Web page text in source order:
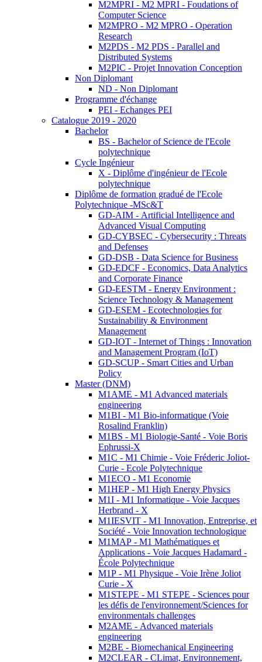
M2MPRI - M2 MPRI - Foudations of
Computer Science
M2MPRO - M2 MPRO - Operation
Research
M2PDS - M2 PDS - Parallel and
Distributed Systems
M2PIC - Projet Innovation Conception
Non Diplomant
ND - Non Diplomant
Programme d'échange
PEI - Echanges PEI
Catalogue 2019 - 2020
Bachelor
BS - Bachelor of Science de l'Ecole
polytechnique
Cycle Ingénieur
X - Diplôme d'ingénieur de l'Ecole
polytechnique
Diplôme de formation gradué de l'Ecole
Polytechnique -MSc&T
GD-AIM - Artificial Intelligence and
Advanced Visual Computing
GD-CYBSEC - Cybersecurity : Threats
and Defenses
GD-DSB - Data Science for Business
GD-EDCF - Economics, Data Analytics
and Corporate Finance
GD-EESTM - Energy Environment :
Science Technology & Management
GD-ESEM - Ecotechnologies for
Sustainability & Environment
Management
GD-IOT - Internet of Things : Innovation
and Management Program (IoT)
GD-SCUP - Smart Cities and Urban
Policy
Master (DNM)
M1AME - M1 Advanced materials
engineering
M1BI - M1 Bio-informatique (Voie
Rosalind Franklin)
M1BS - M1 Biologie-Santé - Voie Boris
Ephrussi-X
M1C - M1 Chimie - Voie Fréderic Joliot-
Curie - Ecole Polytechnique
M1ECO - M1 Economie
M1HEP - M1 High Energy Physics
M1I - M1 Informatique - Voie Jacques
Herbrand - X
M1IESVIT - M1 Innovation, Entreprise, et
Société - Voie Innovation technologique
M1MAP - M1 Mathématiques et
Applications - Voie Jacques Hadamard -
École Polytechnique
M1P - M1 Physique - Voie Irène Joliot
Curie - X
M1STEPE - M1 STEPE - Sciences pour
les défis de l'environnement/Sciences for
environmentals challenges
M2AME - Advanced materials
engineering
M2BE - Biomechanical Engineering
M2CLEAR - CLimat, Environnement,